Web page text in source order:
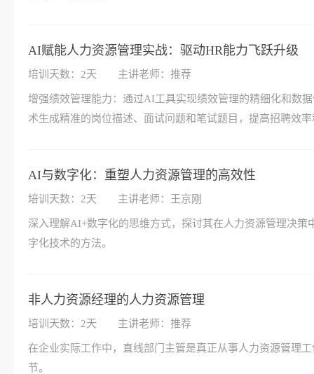
AI赋能人力资源管理实战：驱动HR能力飞跃升级
培训天数：2天 主讲老师：推荐
增强绩效管理能力：通过AI工具实现绩效管理的精细化和数
术生成精准的岗位描述、面试问题和笔试题目，提高招聘效
AI与数字化：重塑人力资源管理的高效性
培训天数：2天 主讲老师：王京刚
深入理解AI+数字化的思维方式，探讨其在人力资源管理决
字化技术的方法。
非人力资源经理的人力资源管理
培训天数：2天 主讲老师：推荐
在企业实际工作中，直线部门主管是真正从事人力资源管理
节。